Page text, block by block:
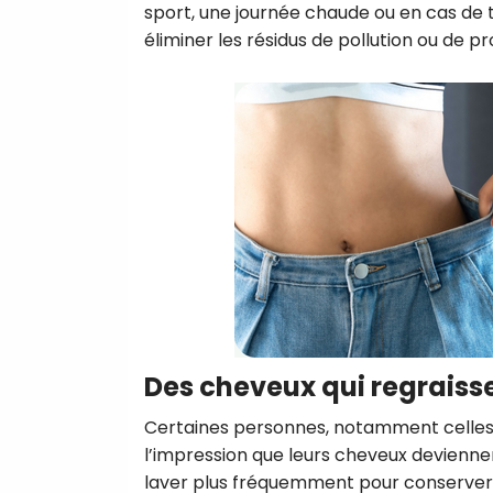
sport, une journée chaude ou en cas
éliminer les résidus de pollution ou de
Des cheveux qui
Certaines personnes, notamment
l’impression que leurs cheveux
laver plus fréquemment pour